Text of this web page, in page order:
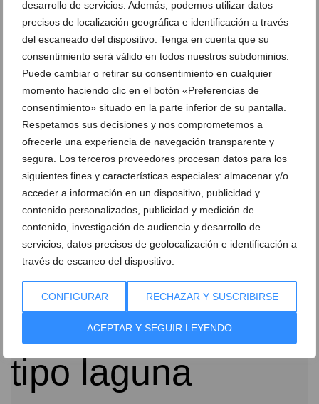
desarrollo de servicios. Además, podemos utilizar datos
precisos de localización geográfica e identificación a través
del escaneado del dispositivo. Tenga en cuenta que su
consentimiento será válido en todos nuestros subdominios.
Puede cambiar o retirar su consentimiento en cualquier
momento haciendo clic en el botón «Preferencias de
consentimiento» situado en la parte inferior de su pantalla.
Respetamos sus decisiones y nos comprometemos a
ofrecerle una experiencia de navegación transparente y
segura. Los terceros proveedores procesan datos para los
siguientes fines y características especiales: almacenar y/o
acceder a información en un dispositivo, publicidad y
contenido personalizados, publicidad y medición de
contenido, investigación de audiencia y desarrollo de
servicios, datos precisos de geolocalización e identificación a
través de escaneo del dispositivo.
CONFIGURAR RECHAZAR Y SUSCRIBIRSE
ACEPTAR Y SEGUIR LEYENDO
Ático Marysol: un ático familiar en Xàbia junto a la
playa de la Grava
07 de julio de 2026